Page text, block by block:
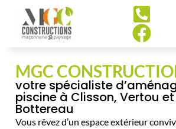
MGC
votre spécialiste
piscine à Clisson, Vertou
Bottereau
Vous rêvez d’un espace extérieur